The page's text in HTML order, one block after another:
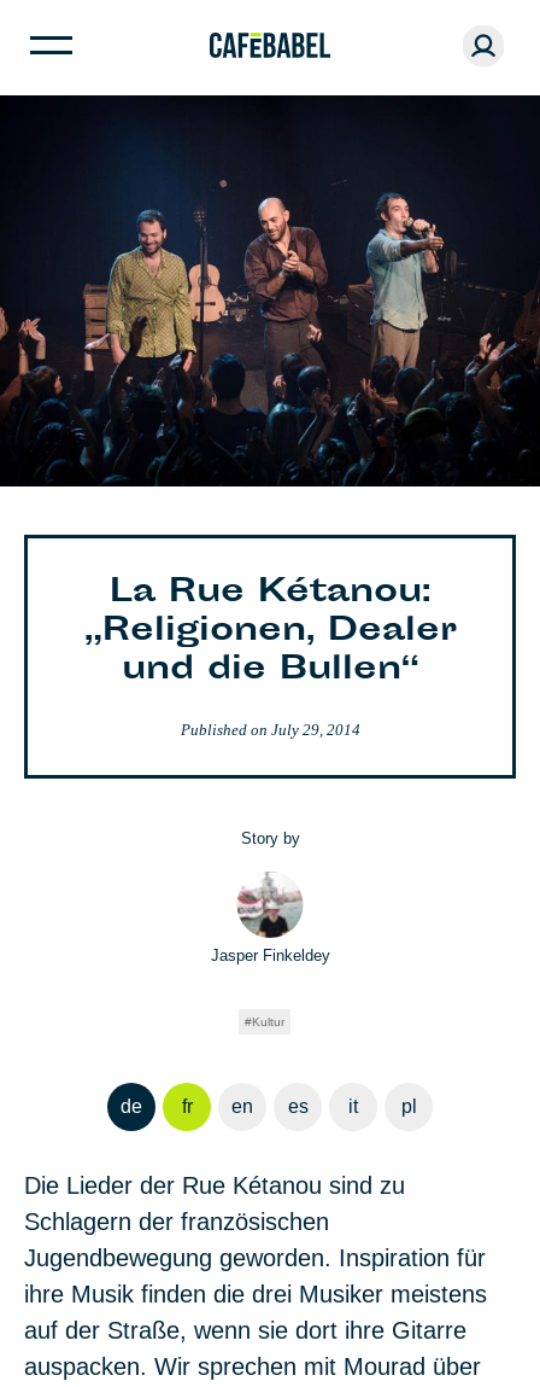
La Rue Kétanou:
„Religionen, Dealer
und die Bullen“
Published on July 29, 2014
Story by
Jasper Finkeldey
Kultur
de fr en es it pl
Die Lieder der Rue Kétanou sind zu
Schlagern der französischen
Jugendbewegung geworden. Inspiration für
ihre Musik finden die drei Musiker meistens
auf der Straße, wenn sie dort ihre Gitarre
auspacken. Wir sprechen mit Mourad über